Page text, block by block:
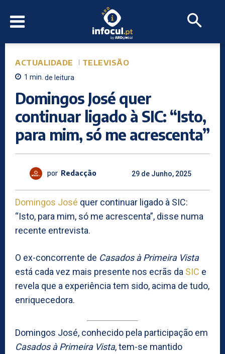
ACTUALIDADE TELEVISÃO
1 min. de leitura
Domingos José quer
continuar ligado à SIC: “Isto,
para mim, só me acrescenta”
por Redacção 29 de Junho, 2025
Domingos José quer continuar ligado à SIC:
“Isto, para mim, só me acrescenta”, disse numa
recente entrevista.
O ex-concorrente de Casados à Primeira Vista
está cada vez mais presente nos ecrãs da SIC e
revela que a experiência tem sido, acima de tudo,
enriquecedora.
Domingos José, conhecido pela participação em
Casados à Primeira Vista, tem-se mantido